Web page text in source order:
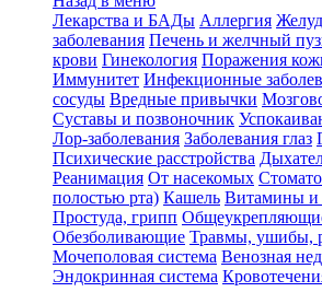
Лекарства и БАДы Аллергия
заболевания Печень и желчный
крови Гинекология Поражения
Иммунитет Инфекционные
сосуды Вредные привычки
Суставы и позвоночник
Лор-заболевания Заболевания глаз
Психические расстройства
Реанимация От насекомых
полостью рта) Кашель Витамины и
Простуда, грипп
Обезболивающие Травмы, ушибы,
Мочеполовая система Венозная
Эндокринная система